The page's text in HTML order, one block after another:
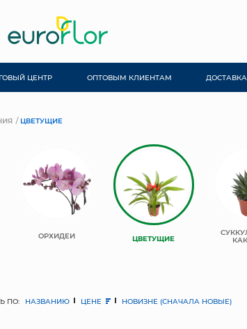
ЦЕНТР ОПТОВЫМ КЛИЕНТАМ
ЦВЕТУЩИЕ
ОРХИДЕИ ЦВЕТУЩИЕ
ПО: НАЗВАНИЮ ЦЕНЕ НОВИЗНЕ (СНАЧАЛА НОВЫЕ)